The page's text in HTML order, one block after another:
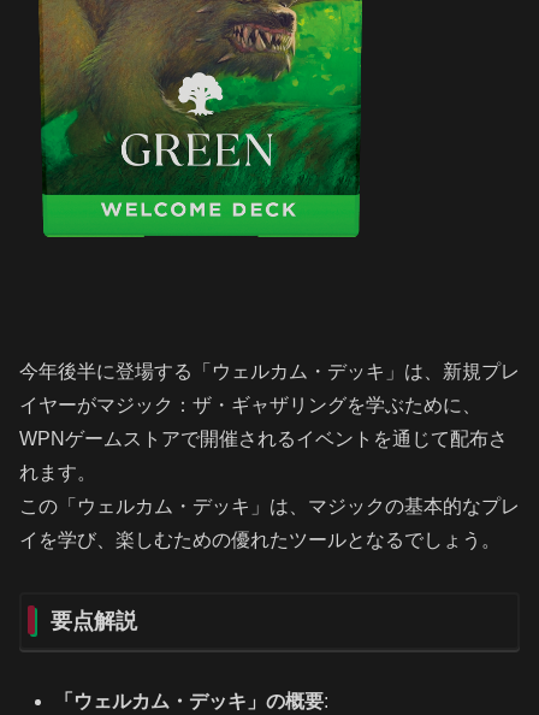
今年後半に登場する「ウェルカム・デッキ」は、新規プレ
イヤーがマジック：ザ・ギャザリングを学ぶために、
WPNゲームストアで開催されるイベントを通じて配布さ
れます。
この「ウェルカム・デッキ」は、マジックの基本的なプレ
イを学び、楽しむための優れたツールとなるでしょう。
要点解説
「ウェルカム・デッキ」の概要: